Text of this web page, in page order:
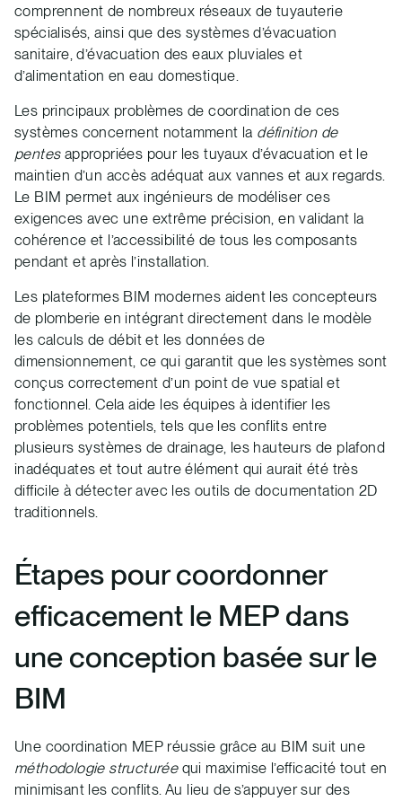
comprennent de nombreux réseaux de tuyauterie
spécialisés, ainsi que des systèmes d’évacuation
sanitaire, d’évacuation des eaux pluviales et
d’alimentation en eau domestique.
Les principaux problèmes de coordination de ces
systèmes concernent notamment la définition de
pentesappropriées pour les tuyaux d’évacuation et le
maintien d’un accès adéquat aux vannes et aux regards.
Le BIM permet aux ingénieurs de modéliser ces
exigences avec une extrême précision, en validant la
cohérence et l’accessibilité de tous les composants
pendant et après l’installation.
Les plateformes BIM modernes aident les concepteurs
de plomberie en intégrant directement dans le modèle
les calculs de débit et les données de
dimensionnement, ce qui garantit que les systèmes sont
conçus correctement d’un point de vue spatial et
fonctionnel. Cela aide les équipes à identifier les
problèmes potentiels, tels que les conflits entre
plusieurs systèmes de drainage, les hauteurs de plafond
inadéquates et tout autre élément qui aurait été très
difficile à détecter avec les outils de documentation 2D
traditionnels.
Étapes pour coordonner
efficacement le MEP dans
une conception basée sur le
BIM
Une coordination MEP réussie grâce au BIM suit une
méthodologie structuréequi maximise l’efficacité tout en
minimisant les conflits. Au lieu de s’appuyer sur des